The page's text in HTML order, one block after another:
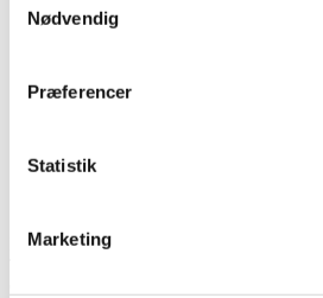
Nødvendig
Præferencer
Statistik
Marketing
tel. 4243 2991
e-mail: kontakt@e-sense.nu
E-SENSE Trivsel & HR Business. VEJLE